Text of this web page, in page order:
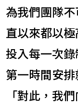
為我們團隊
直以來都以
投入每一次
第一時間安
「對此，我